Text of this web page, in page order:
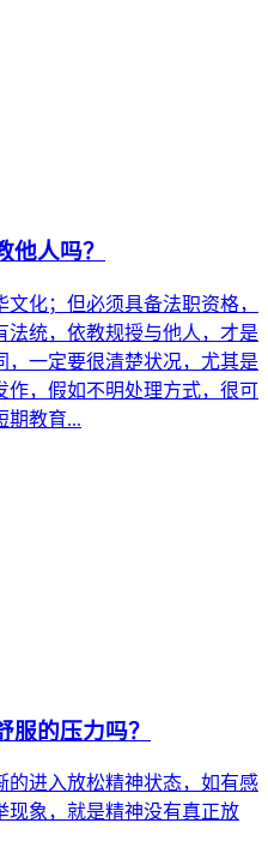
他人吗？
化；但必须具备法职资格，
法统，依教规授与他人，才是
，一定要很清楚状况，尤其是
作，假如不明处理方式，很可
期教育...
服的压力吗？
的进入放松精神状态，如有感
现象，就是精神没有真正放